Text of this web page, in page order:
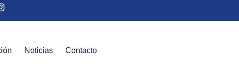
Noticias Contacto